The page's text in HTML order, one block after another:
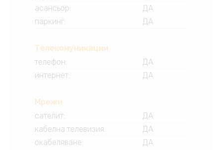
асансьор:
ДА
паркинг: ДА
Телекомуникации
телефон:
ДА
интернет: ДА
Мрежи
сателит:
ДА
кабелна телевизия:
ДА
окабеляване:
ДА